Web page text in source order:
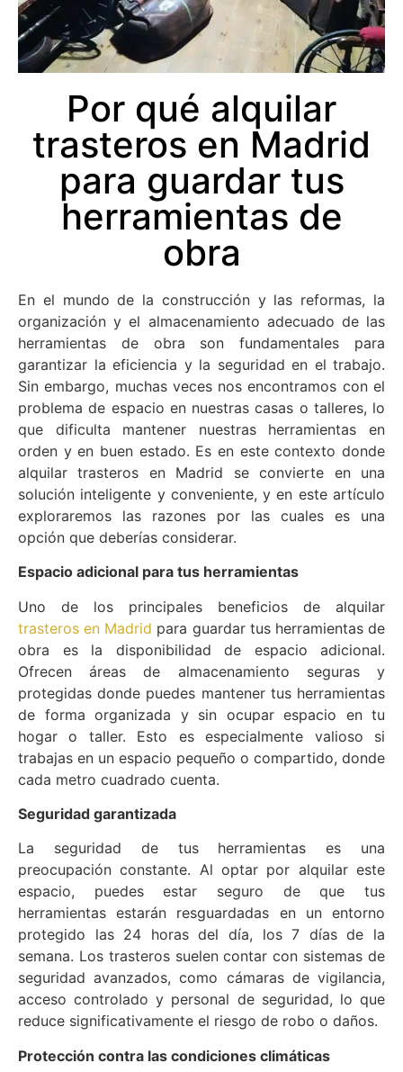
Por qué alquilar
trasteros en Madrid
para guardar tus
herramientas de
obra
En el mundo de la construcción y las reformas, la
organización y el almacenamiento adecuado de las
herramientas de obra son fundamentales para
garantizar la eficiencia y la seguridad en el trabajo.
Sin embargo, muchas veces nos encontramos con el
problema de espacio en nuestras casas o talleres, lo
que dificulta mantener nuestras herramientas en
orden y en buen estado. Es en este contexto donde
alquilar trasteros en Madrid se convierte en una
solución inteligente y conveniente, y en este artículo
exploraremos las razones por las cuales es una
opción que deberías considerar.
Espacio adicional para tus herramientas
Uno de los principales beneficios de alquilar
trasteros en Madrid para guardar tus herramientas de
obra es la disponibilidad de espacio adicional.
Ofrecen áreas de almacenamiento seguras y
protegidas donde puedes mantener tus herramientas
de forma organizada y sin ocupar espacio en tu
hogar o taller. Esto es especialmente valioso si
trabajas en un espacio pequeño o compartido, donde
cada metro cuadrado cuenta.
Seguridad garantizada
La seguridad de tus herramientas es una
preocupación constante. Al optar por alquilar este
espacio, puedes estar seguro de que tus
herramientas estarán resguardadas en un entorno
protegido las 24 horas del día, los 7 días de la
semana. Los trasteros suelen contar con sistemas de
seguridad avanzados, como cámaras de vigilancia,
acceso controlado y personal de seguridad, lo que
reduce significativamente el riesgo de robo o daños.
Protección contra las condiciones climáticas